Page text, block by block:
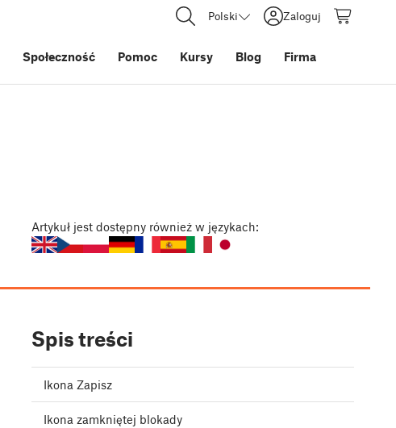
Polski Zaloguj
Społeczność Pomoc Kursy Blog Firma
Artykuł jest dostępny również w językach:
Spis treści
Ikona Zapisz
Ikona zamkniętej blokady